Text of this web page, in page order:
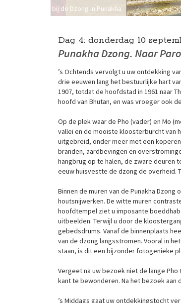
Monniken bij de Dzong in Punakha
Dag 4: donderdag 10
Punakha Dzong. Naar Paro
’s Ochtends vervolgt u uw ontdekking
drie eeuwen lang het bestuurlijke hart
1907, totdat de hoofdstad in 1961 naar
hoofd van Bhutan, en was vroeger ook
Op de plek waar de Pho (vader) en Mo
vallei en de mooiste kloosterburcht van
uitgebreid, onder meer met een
branden, aardbevingen en
hangbrug op te halen, de zware deuren
eeuw huisvestte de dzong de overheid.
Binnen de muren van de Punakha
houtsnijwerken. De witte muren
hoofdtempel ziet u imposante
uitbeelden. Terwijl u door de
gebedsdrums. Vanaf de binnenplaats
van de dzong langsstromen. Vooral in
staan, is dit een bijzonder fotogenieke
Vergeet na uw bezoek niet de lange
kant te bewonderen. Na het bezoek aan
’s Middags gaat uw ontdekkingstocht